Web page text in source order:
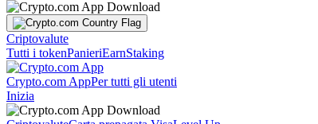
Criptovalute
Tutti i tokenPanieriEarnStaking
Crypto.com AppPer tutti gli utenti
Inizia